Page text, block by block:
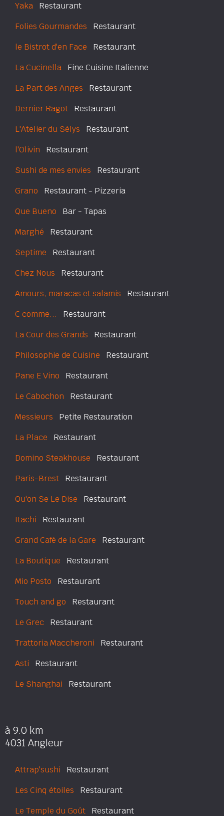
Yaka Restaurant
Folies Gourmandes Restaurant
le Bistrot d'en Face Restaurant
La Cucinella Fine Cuisine Italienne
La Part des Anges Restaurant
Dernier Ragot Restaurant
L'Atelier du Sélys Restaurant
l'Olivin Restaurant
Sushi de mes envies Restaurant
Grano Restaurant - Pizzeria
Que Bueno Bar - Tapas
Marghé Restaurant
Septime Restaurant
Chez Nous Restaurant
Amours, maracas et salamis Restaurant
C comme... Restaurant
La Cour des Grands Restaurant
Philosophie de Cuisine Restaurant
Pane E Vino Restaurant
Le Cabochon Restaurant
Messieurs Petite Restauration
La Place Restaurant
Domino Steakhouse Restaurant
Paris-Brest Restaurant
Qu'on Se Le Dise Restaurant
Itachi Restaurant
Grand Café de la Gare Restaurant
La Boutique Restaurant
Mio Posto Restaurant
Touch and go Restaurant
Le Grec Restaurant
Trattoria Maccheroni Restaurant
Asti Restaurant
Le Shanghai Restaurant
à 9.0 km
4031 Angleur
Attrap'sushi Restaurant
Les Cinq étoiles Restaurant
Le Temple du Goût Restaurant